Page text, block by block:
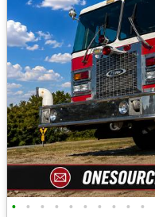
• • • • • • • • • •